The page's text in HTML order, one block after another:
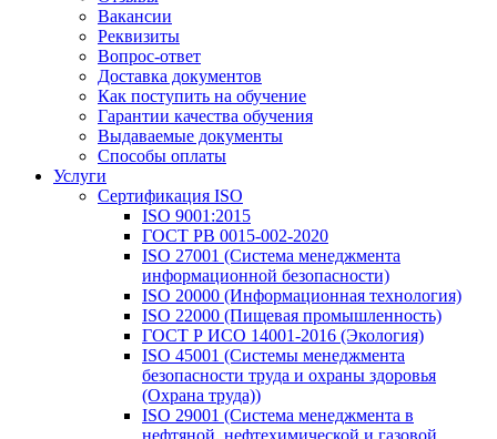
Вакансии
Реквизиты
Вопрос-ответ
Доставка документов
Как поступить на обучение
Гарантии качества обучения
Выдаваемые документы
Способы оплаты
Услуги
Сертификация ISO
ISO 9001:2015
ГОСТ РВ 0015-002-2020
ISO 27001 (Система менеджмента
информационной безопасности)
ISO 20000 (Информационная технология)
ISO 22000 (Пищевая промышленность)
ГОСТ Р ИСО 14001-2016 (Экология)
ISO 45001 (Системы менеджмента
безопасности труда и охраны здоровья
(Охрана труда))
ISO 29001 (Система менеджмента в
нефтяной, нефтехимической и газовой